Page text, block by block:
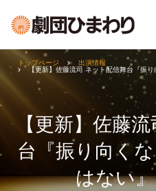
【更新】佐藤
台『振り向く
はない
トップページ
出演情報
【更新】佐藤流司 ネット配信舞台『振